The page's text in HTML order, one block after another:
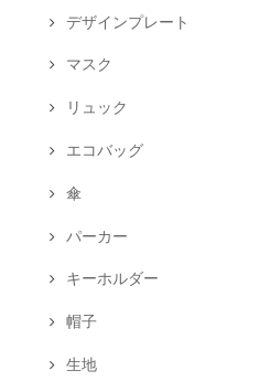
デザインプレート
マスク
リュック
エコバッグ
傘
パーカー
キーホルダー
帽子
生地